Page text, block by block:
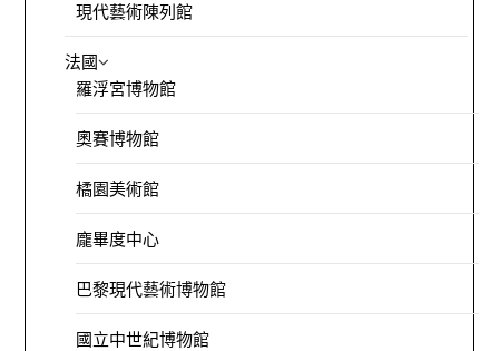
現代藝術陳列館
法國
羅浮宮博物館
奧賽博物館
橘園美術館
龐畢度中心
巴黎現代藝術博物館
國立中世紀博物館